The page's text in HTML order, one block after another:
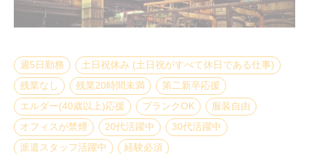
週5日勤務
土日祝休み (土日祝がすべて休日である仕事)
残業なし
残業20時間未満
第二新卒応援
エルダー(40歳以上)応援
ブランクOK
服装自由
オフィスが禁煙
20代活躍中
30代活躍中
派遣スタッフ活躍中
経験必須